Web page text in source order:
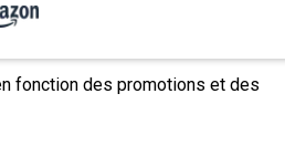
fonction des promotions et des